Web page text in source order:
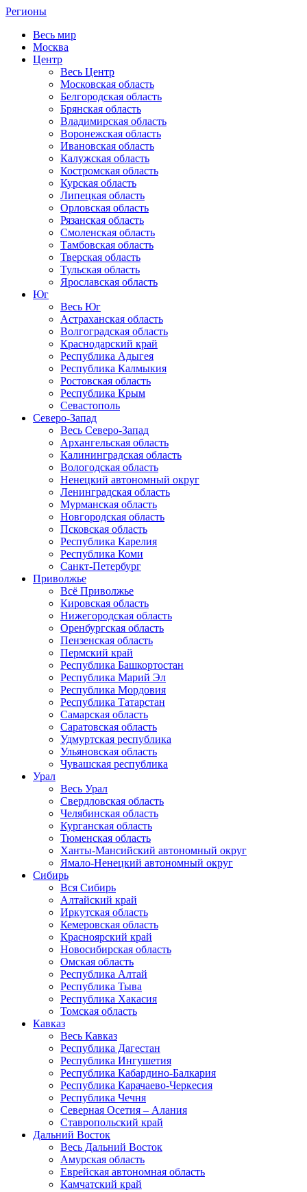
Регионы
Весь мир
Москва
Центр
Весь Центр
Московская область
Белгородская область
Брянская область
Владимирская область
Воронежская область
Ивановская область
Калужская область
Костромская область
Курская область
Липецкая область
Орловская область
Рязанская область
Смоленская область
Тамбовская область
Тверская область
Тульская область
Ярославская область
Юг
Весь Юг
Астраханская область
Волгоградская область
Краснодарский край
Республика Адыгея
Республика Калмыкия
Ростовская область
Республика Крым
Севастополь
Северо-Запад
Весь Северо-Запад
Архангельская область
Калининградская область
Вологодская область
Ненецкий автономный округ
Ленинградская область
Мурманская область
Новгородская область
Псковская область
Республика Карелия
Республика Коми
Санкт-Петербург
Приволжье
Всё Приволжье
Кировская область
Нижегородская область
Оренбургская область
Пензенская область
Пермский край
Республика Башкортостан
Республика Марий Эл
Республика Мордовия
Республика Татарстан
Самарская область
Саратовская область
Удмуртская республика
Ульяновская область
Чувашская республика
Урал
Весь Урал
Свердловская область
Челябинская область
Курганская область
Тюменская область
Ханты-Мансийский автономный округ
Ямало-Ненецкий автономный округ
Сибирь
Вся Сибирь
Алтайский край
Иркутская область
Кемеровская область
Красноярский край
Новосибирская область
Омская область
Республика Алтай
Республика Тыва
Республика Хакасия
Томская область
Кавказ
Весь Кавказ
Республика Дагестан
Республика Ингушетия
Республика Кабардино-Балкария
Республика Карачаево-Черкесия
Республика Чечня
Северная Осетия – Алания
Ставропольский край
Дальний Восток
Весь Дальний Восток
Амурская область
Еврейская автономная область
Камчатский край